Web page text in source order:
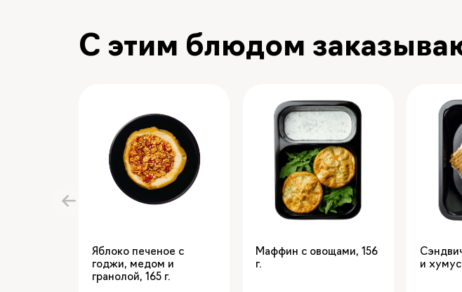
С этим блюдом
Яблоко печеное с
годжи, медом и
гранолой, 165
Маффин с овощами,156
и